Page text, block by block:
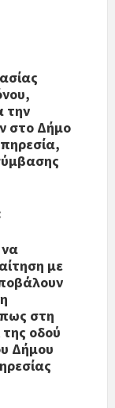
την
στο Δήμο
με
στη
οδού
Δήμου